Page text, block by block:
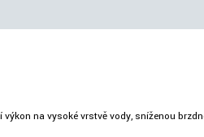
na vysoké vrstvě vody, sníženou